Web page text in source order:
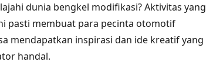
dunia bengkel modifikasi? Aktivitas yang
pasti membuat para pecinta otomotif
mendapatkan inspirasi dan ide kreatif yang
handal.